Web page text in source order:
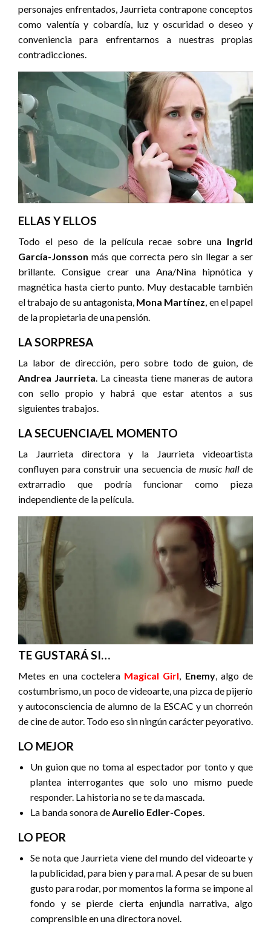
personajes enfrentados, Jaurrieta contrapone conceptos
como valentía y cobardía, luz y oscuridad o deseo y
conveniencia para enfrentarnos a nuestras propias
contradicciones.
ELLAS Y ELLOS
Todo el peso de la película recae sobre una Ingrid
García-Jonsson más que correcta pero sin llegar a ser
brillante. Consigue crear una Ana/Nina hipnótica y
magnética hasta cierto punto. Muy destacable también
el trabajo de su antagonista, Mona Martínez, en el papel
de la propietaria de una pensión.
LA SORPRESA
La labor de dirección, pero sobre todo de guion, de
Andrea Jaurrieta. La cineasta tiene maneras de autora
con sello propio y habrá que estar atentos a sus
siguientes trabajos.
LA SECUENCIA/EL MOMENTO
La Jaurrieta directora y la Jaurrieta videoartista
confluyen para construir una secuencia de music hallde
extrarradio que podría funcionar como pieza
independiente de la película.
TE GUSTARÁ SI…
Metes en una coctelera Magical Girl Enemy, algo de
costumbrismo, un poco de videoarte, una pizca de pijerío
y autoconsciencia de alumno de la ESCAC y un chorreón
de cine de autor. Todo eso sin ningún carácter peyorativo.
LO MEJOR
Un guion que no toma al espectador por tonto y que
plantea interrogantes que solo uno mismo puede
responder. La historia no se te da mascada.
La banda sonora de Aurelio Edler-Copes
LO PEOR
Se nota que Jaurrieta viene del mundo del videoarte y
la publicidad, para bien y para mal. A pesar de su buen
gusto para rodar, por momentos la forma se impone al
fondo y se pierde cierta enjundia narrativa, algo
comprensible en una directora novel.